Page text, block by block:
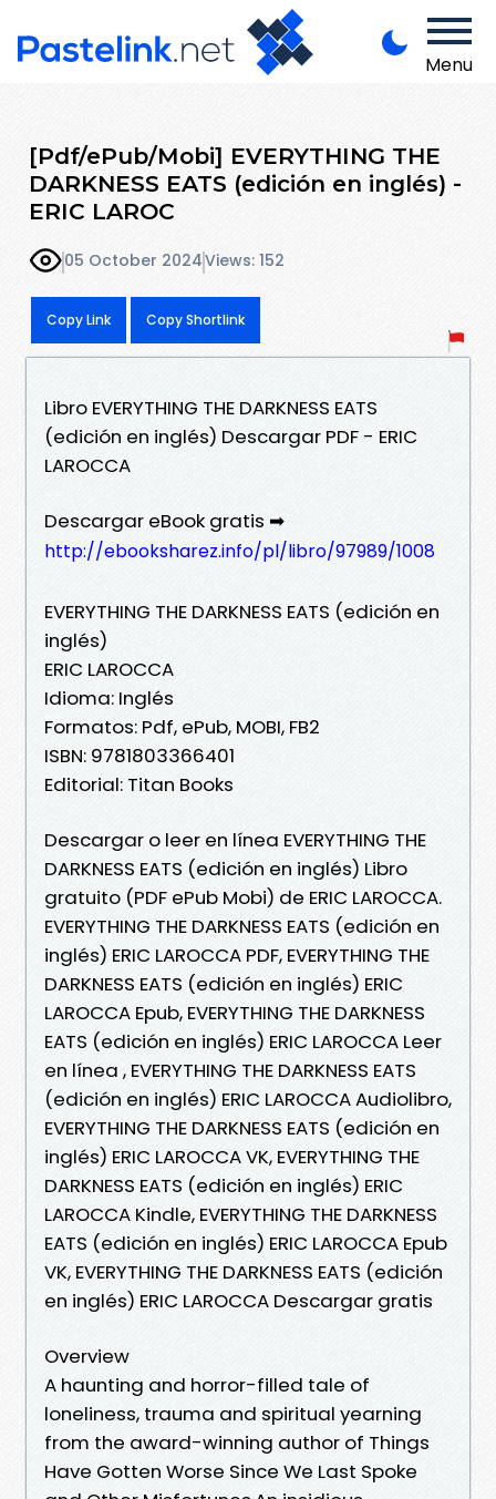
Menu
[Pdf/ePub/Mobi] EVERYTHING THE
DARKNESS EATS (edición en inglés) -
ERIC LAROC
05 October 2024Views: 152
Copy Link Copy Shortlink
Libro EVERYTHING THE DARKNESS EATS
(edición en inglés) Descargar PDF - ERIC
LAROCCA
Descargar eBook gratis ➡
http://ebooksharez.info/pl/libro/97989/1008
EVERYTHING THE DARKNESS EATS (edición en
inglés)
ERIC LAROCCA
Idioma: Inglés
Formatos: Pdf, ePub, MOBI, FB2
ISBN: 9781803366401
Editorial: Titan Books
Descargar o leer en línea EVERYTHING THE
DARKNESS EATS (edición en inglés) Libro
gratuito (PDF ePub Mobi) de ERIC LAROCCA.
EVERYTHING THE DARKNESS EATS (edición en
inglés) ERIC LAROCCA PDF, EVERYTHING THE
DARKNESS EATS (edición en inglés) ERIC
LAROCCA Epub, EVERYTHING THE DARKNESS
EATS (edición en inglés) ERIC LAROCCA Leer
en línea , EVERYTHING THE DARKNESS EATS
(edición en inglés) ERIC LAROCCA Audiolibro,
EVERYTHING THE DARKNESS EATS (edición en
inglés) ERIC LAROCCA VK, EVERYTHING THE
DARKNESS EATS (edición en inglés) ERIC
LAROCCA Kindle, EVERYTHING THE DARKNESS
EATS (edición en inglés) ERIC LAROCCA Epub
VK, EVERYTHING THE DARKNESS EATS (edición
en inglés) ERIC LAROCCA Descargar gratis
Overview
A haunting and horror-filled tale of
loneliness, trauma and spiritual yearning
from the award-winning author of Things
Have Gotten Worse Since We Last Spoke